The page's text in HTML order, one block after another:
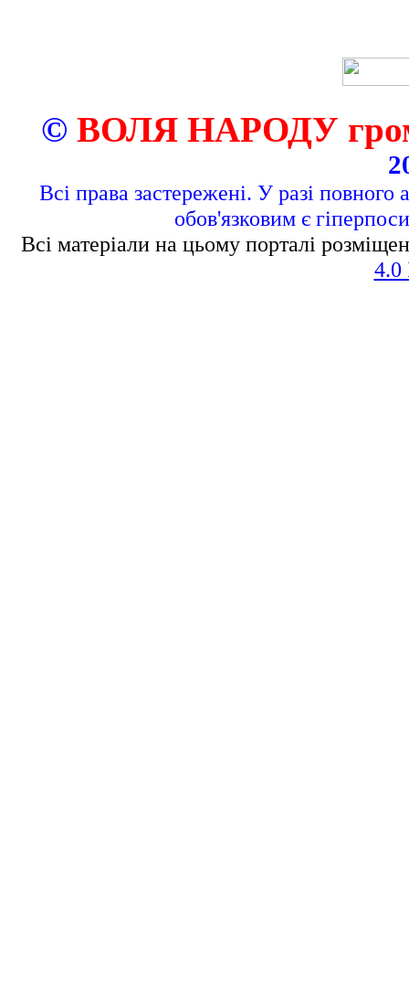
© ВОЛЯ НАРОДУ
Всі права застережені. У разі повного
обов'язковим є
Всі матеріали на цьому порталі
4.0